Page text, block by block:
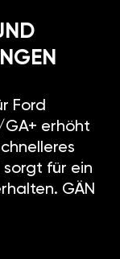
Ford
GA+ erhöht
für ein
GÄN